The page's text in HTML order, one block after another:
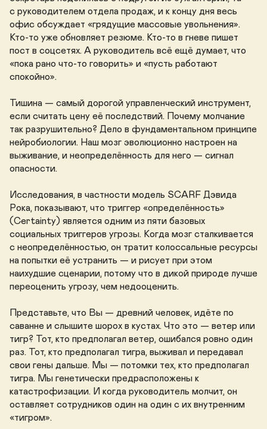
с руководителем отдела продаж, и к концу дня весь
офис обсуждает «грядущие массовые увольнения».
Кто-то уже обновляет резюме. Кто-то в гневе пишет
пост в соцсетях. А руководитель всё ещё думает, что
«пока рано что-то говорить» и «пусть работают
спокойно».
Тишина — самый дорогой управленческий инструмент,
если считать цену её последствий. Почему молчание
так разрушительно? Дело в фундаментальном принципе
нейробиологии. Наш мозг эволюционно настроен на
выживание, и неопределённость для него — сигнал
опасности.
Исследования, в частности модель SCARF Дэвида
Рока, показывают, что триггер «определённость»
(Certainty) является одним из пяти базовых
социальных триггеров угрозы. Когда мозг сталкивается
с неопределённостью, он тратит колоссальные ресурсы
на попытки её устранить — и рисует при этом
наихудшие сценарии, потому что в дикой природе лучше
переоценить угрозу, чем недооценить.
Представьте, что Вы — древний человек, идёте по
саванне и слышите шорох в кустах. Что это — ветер или
тигр? Тот, кто предполагал ветер, ошибался ровно один
раз. Тот, кто предполагал тигра, выживал и передавал
свои гены дальше. Мы — потомки тех, кто предполагал
тигра. Мы генетически предрасположены к
катастрофизации. И когда руководитель молчит, он
оставляет сотрудников один на один с их внутренним
«тигром».